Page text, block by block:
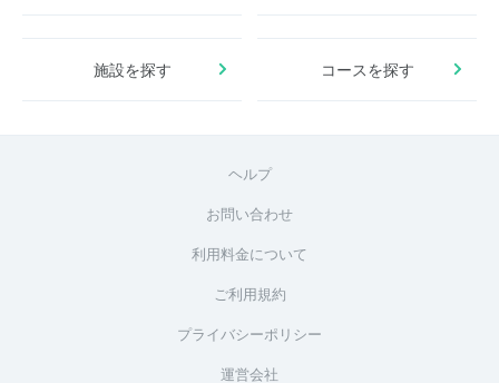
施設を探す コースを探す
ヘルプ
お問い合わせ
利用料金について
ご利用規約
プライバシーポリシー
運営会社